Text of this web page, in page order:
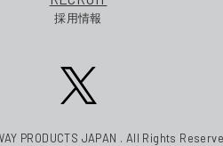
採用情報
PRODUCTS JAPAN . All Rights